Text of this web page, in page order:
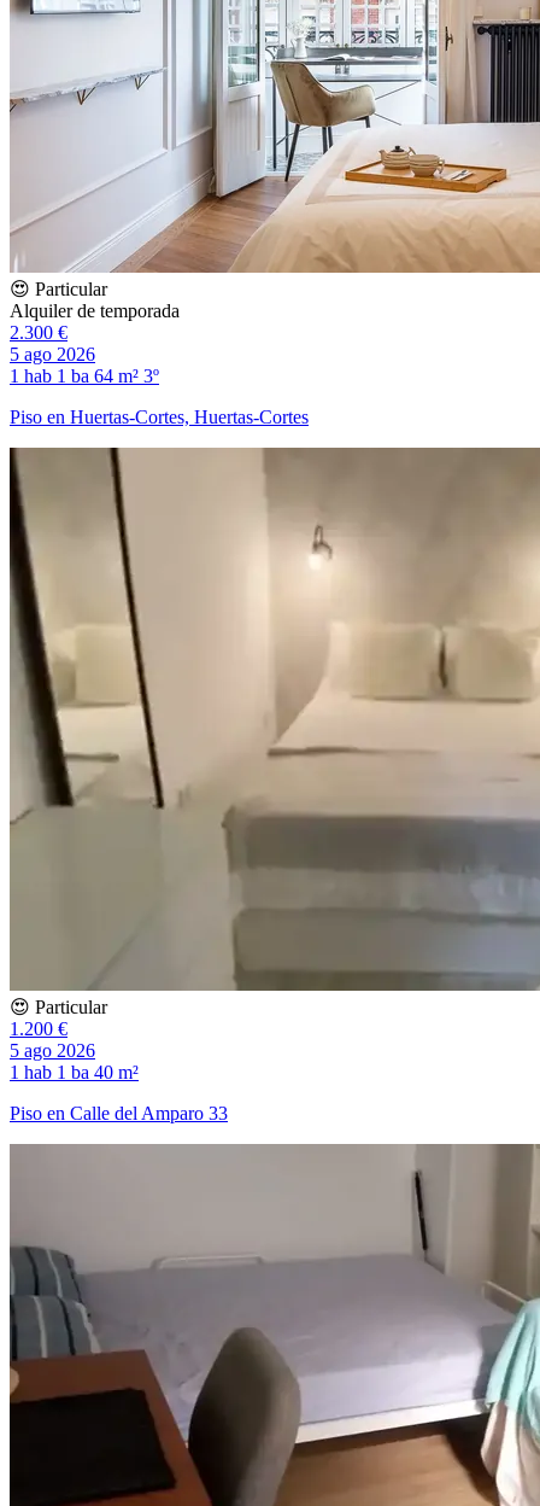
😍 Particular
Alquiler de temporada
2.300 €
5 ago 2026
1 hab 1 ba 64 m² 3º
Piso en Huertas-Cortes, Huertas-Cortes
😍 Particular
1.200 €
5 ago 2026
1 hab 1 ba 40 m²
Piso en Calle del Amparo 33